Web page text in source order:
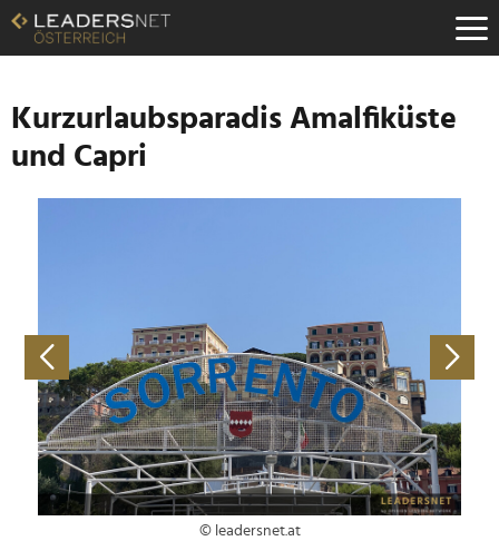
Zum
Inhalt
Zur
Navigation
Zur
Hauptnavigation
Kurzurlaubsparadis Amalfiküste
und Capri
© leadersnet.at